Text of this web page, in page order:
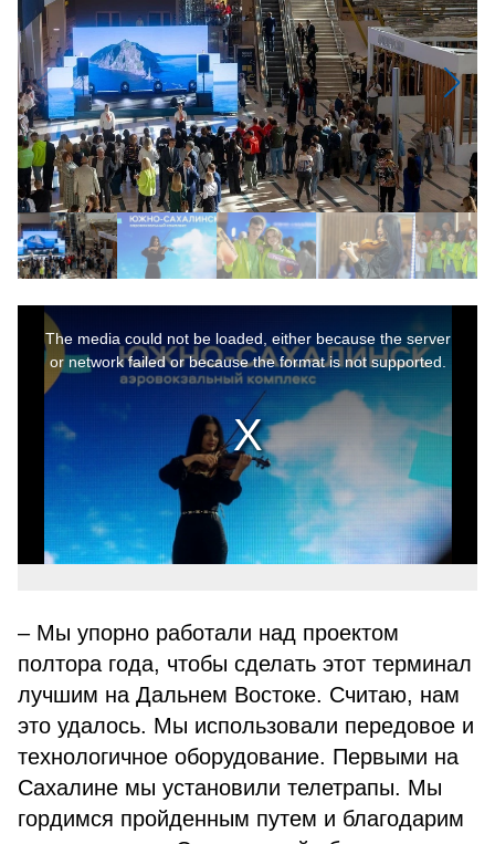
modal
window.
The media could not be loaded, either because the server
or network failed or because the format is not supported.
– Мы упорно работали над проектом
полтора года, чтобы сделать этот терминал
лучшим на Дальнем Востоке. Считаю, нам
это удалось. Мы использовали передовое и
технологичное оборудование. Первыми на
Сахалине мы установили телетрапы. Мы
гордимся пройденным путем и благодарим